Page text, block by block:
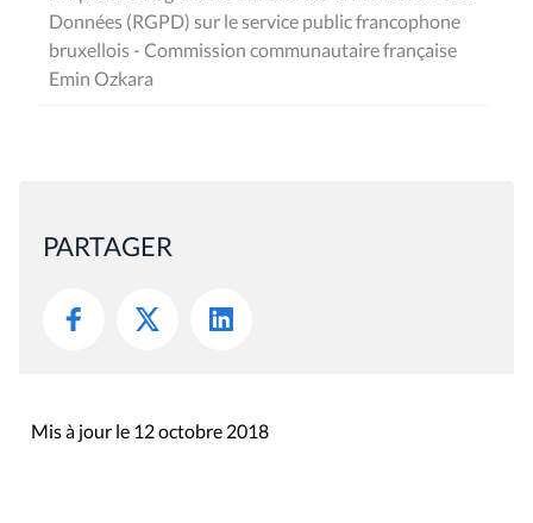
Données (RGPD) sur le service public francophone
bruxellois - Commission communautaire française
Emin Ozkara
PARTAGER
Mis à jour le 12 octobre 2018